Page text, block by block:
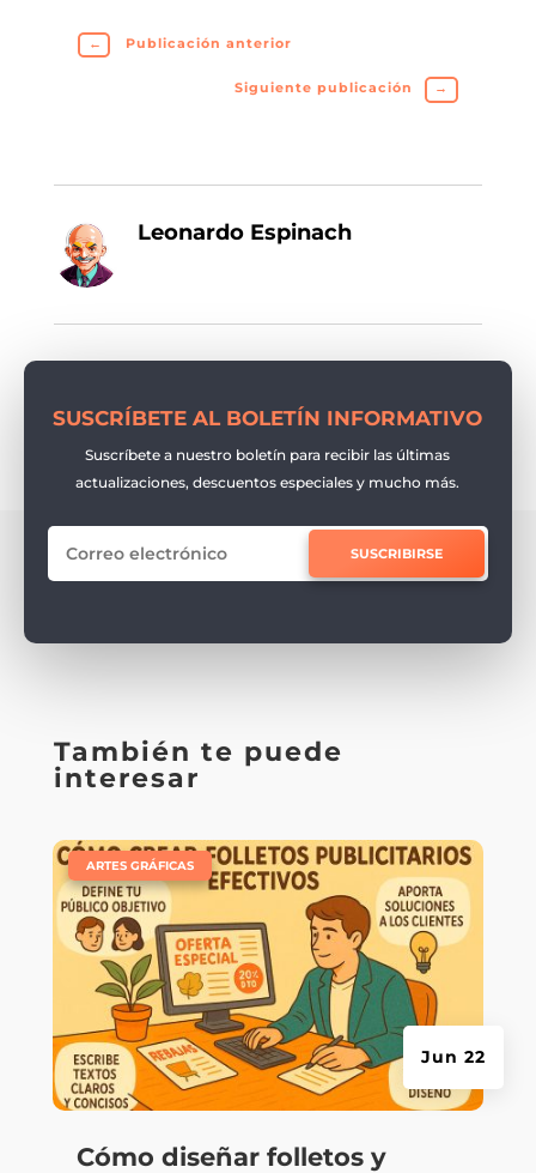
← Publicación anterior
Siguiente publicación →
Leonardo Espinach
SUSCRÍBETE AL BOLETÍN INFORMATIVO
Suscríbete a nuestro boletín para recibir las últimas
actualizaciones, descuentos especiales y mucho más.
SUSCRIBIRSE
También te puede
interesar
Cómo diseñar folletos y
Jun 22
ARTES GRÁFICAS